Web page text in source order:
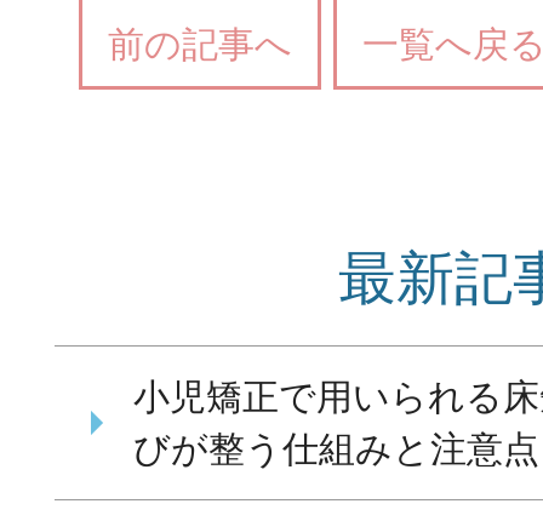
前の記事へ 一覧へ戻
最新記
小児矯正で用いられる
びが整う仕組みと注意点